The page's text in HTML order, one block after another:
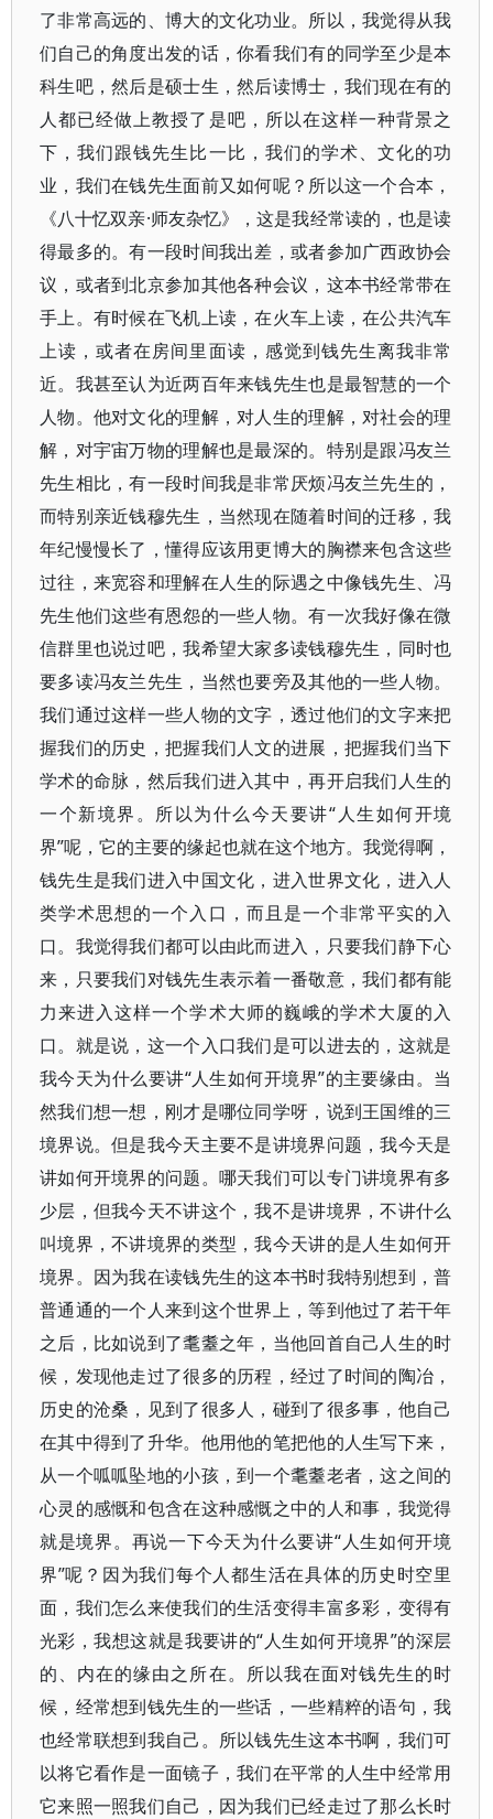
了非常高远的、博大的文化功业。所以，我觉得从我
们自己的角度出发的话，你看我们有的同学至少是本
科生吧，然后是硕士生，然后读博士，我们现在有的
人都已经做上教授了是吧，所以在这样一种背景之
下，我们跟钱先生比一比，我们的学术、文化的功
业，我们在钱先生面前又如何呢？所以这一个合本，
《八十忆双亲·师友杂忆》，这是我经常读的，也是读
得最多的。有一段时间我出差，或者参加广西政协会
议，或者到北京参加其他各种会议，这本书经常带在
手上。有时候在飞机上读，在火车上读，在公共汽车
上读，或者在房间里面读，感觉到钱先生离我非常
近。我甚至认为近两百年来钱先生也是最智慧的一个
人物。他对文化的理解，对人生的理解，对社会的理
解，对宇宙万物的理解也是最深的。特别是跟冯友兰
先生相比，有一段时间我是非常厌烦冯友兰先生的，
而特别亲近钱穆先生，当然现在随着时间的迁移，我
年纪慢慢长了，懂得应该用更博大的胸襟来包含这些
过往，来宽容和理解在人生的际遇之中像钱先生、冯
先生他们这些有恩怨的一些人物。有一次我好像在微
信群里也说过吧，我希望大家多读钱穆先生，同时也
要多读冯友兰先生，当然也要旁及其他的一些人物。
我们通过这样一些人物的文字，透过他们的文字来把
握我们的历史，把握我们人文的进展，把握我们当下
学术的命脉，然后我们进入其中，再开启我们人生的
一个新境界。所以为什么今天要讲“人生如何开境
界”呢，它的主要的缘起也就在这个地方。我觉得啊，
钱先生是我们进入中国文化，进入世界文化，进入人
类学术思想的一个入口，而且是一个非常平实的入
口。我觉得我们都可以由此而进入，只要我们静下心
来，只要我们对钱先生表示着一番敬意，我们都有能
力来进入这样一个学术大师的巍峨的学术大厦的入
口。就是说，这一个入口我们是可以进去的，这就是
我今天为什么要讲“人生如何开境界”的主要缘由。当
然我们想一想，刚才是哪位同学呀，说到王国维的三
境界说。但是我今天主要不是讲境界问题，我今天是
讲如何开境界的问题。哪天我们可以专门讲境界有多
少层，但我今天不讲这个，我不是讲境界，不讲什么
叫境界，不讲境界的类型，我今天讲的是人生如何开
境界。因为我在读钱先生的这本书时我特别想到，普
普通通的一个人来到这个世界上，等到他过了若干年
之后，比如说到了耄耋之年，当他回首自己人生的时
候，发现他走过了很多的历程，经过了时间的陶冶，
历史的沧桑，见到了很多人，碰到了很多事，他自己
在其中得到了升华。他用他的笔把他的人生写下来，
从一个呱呱坠地的小孩，到一个耄耋老者，这之间的
心灵的感慨和包含在这种感慨之中的人和事，我觉得
就是境界。再说一下今天为什么要讲“人生如何开境
界”呢？因为我们每个人都生活在具体的历史时空里
面，我们怎么来使我们的生活变得丰富多彩，变得有
光彩，我想这就是我要讲的“人生如何开境界”的深层
的、内在的缘由之所在。所以我在面对钱先生的时
候，经常想到钱先生的一些话，一些精粹的语句，我
也经常联想到我自己。所以钱先生这本书啊，我们可
以将它看作是一面镜子，我们在平常的人生中经常用
它来照一照我们自己，因为我们已经走过了那么长时